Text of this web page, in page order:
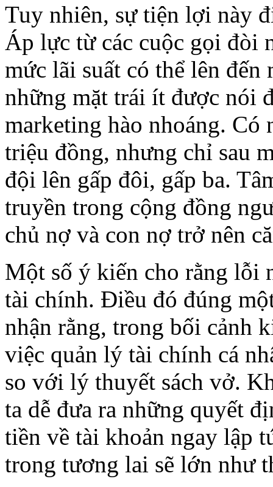
Tuy nhiên, sự tiện lợi này
Áp lực từ các cuộc gọi đòi
mức lãi suất có thể lên
những mặt trái ít được nói
marketing hào nhoáng.
triệu đồng, nhưng chỉ sau
đội lên gấp đôi, gấp ba.
truyền trong cộng đồng
chủ nợ và con nợ trở nên
Một số ý kiến cho rằng lỗi
tài chính. Điều đó đúng
nhận rằng, trong bối cảnh
việc quản lý tài chính cá
so với lý thuyết sách vở.
ta dễ đưa ra những quyết
tiền về tài khoản ngay lập
trong tương lai sẽ lớn như